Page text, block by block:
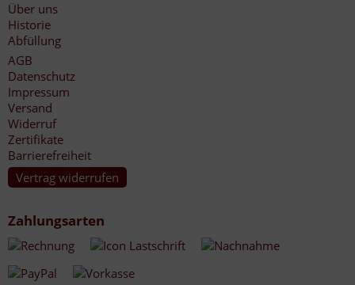
Über uns
Historie
Abfüllung
AGB
Datenschutz
Impressum
Versand
Widerruf
Zertifikate
Barrierefreiheit
Vertrag widerrufen
Zahlungsarten